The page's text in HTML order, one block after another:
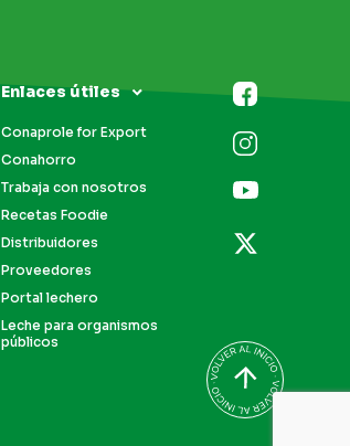
Enlaces útiles
Conaprole for Export
Conahorro
Trabaja con nosotros
Recetas Foodie
Distribuidores
Proveedores
Portal lechero
Leche para organismos
públicos